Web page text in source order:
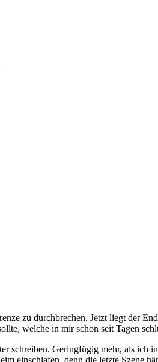
zu durchbrechen. Jetzt liegt der
welche in mir schon seit Tagen
schreiben. Geringfügig mehr, als
einschlafen, denn die letzte Szene